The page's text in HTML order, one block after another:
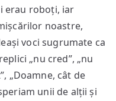
erau roboți, iar
noastre,
voci sugrumate ca
„nu cred”, „nu
„Doamne, cât de
unii de alții și